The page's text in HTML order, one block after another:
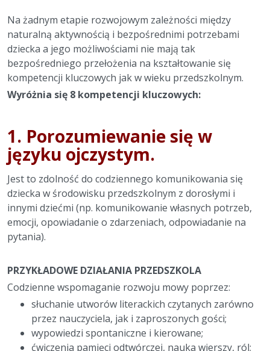
Na żadnym etapie rozwojowym zależności między
naturalną aktywnością i bezpośrednimi potrzebami
dziecka a jego możliwościami nie mają tak
bezpośredniego przełożenia na kształtowanie się
kompetencji kluczowych jak w wieku przedszkolnym.
Wyróżnia się 8 kompetencji kluczowych:
1. Porozumiewanie się w
języku ojczystym.
Jest to zdolność do codziennego komunikowania się
dziecka w środowisku przedszkolnym z dorosłymi i
innymi dziećmi (np. komunikowanie własnych potrzeb,
emocji, opowiadanie o zdarzeniach, odpowiadanie na
pytania).
PRZYKŁADOWE DZIAŁANIA PRZEDSZKOLA
Codzienne wspomaganie rozwoju mowy poprzez:
słuchanie utworów literackich czytanych zarówno
przez nauczyciela, jak i zaproszonych gości;
wypowiedzi spontaniczne i kierowane;
ćwiczenia pamięci odtwórczej, nauka wierszy, ról;